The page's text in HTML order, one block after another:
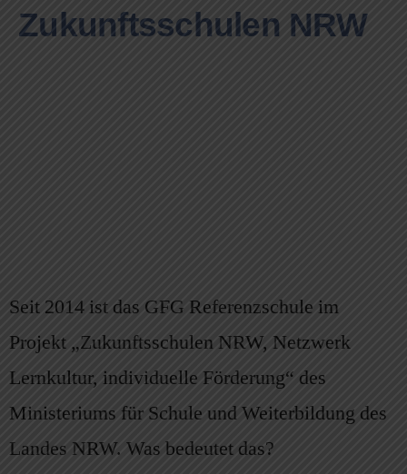
Zukunftsschulen NRW
Seit 2014 ist das GFG Referenzschule im
Projekt „Zukunftsschulen NRW, Netzwerk
Lernkultur, individuelle Förderung“ des
Ministeriums für Schule und Weiterbildung des
Landes NRW. Was bedeutet das?